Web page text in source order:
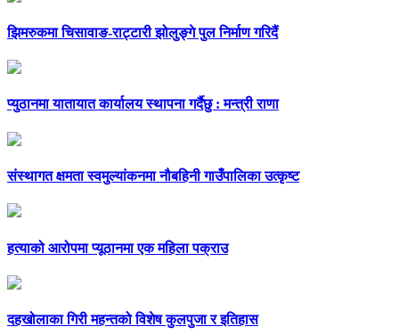
झिमरुकमा चिसावाङ-राट्टारी झोलुङ्गे पुल निर्माण गरिदैं
प्युठानमा यातायात कार्यालय स्थापना गर्दैछु : मन्त्री राणा
संस्थागत क्षमता स्वमुल्यांकनमा नौबहिनी गाउँपालिका उत्कृष्ट
हत्याको आरोपमा प्यूठानमा एक महिला पक्राउ
दहखोलाका गिरी महन्तको विशेष कुलपुजा र इतिहास